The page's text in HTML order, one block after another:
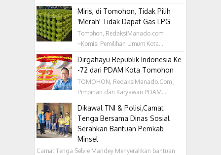
Miris, di Tomohon, Tidak Pilih
'Merah' Tidak Dapat Gas LPG
Tomohon, RedaksiManado.com
~Komisi Pemilihan Umum Kota...
Dirgahayu Republik Indonesia Ke
-72 dari PDAM Kota Tomohon
TOMOHON, RedaksiManado.Com ,
Pimpinan dan Karyawan PDAM...
Dikawal TNI & Polisi,Camat
Tenga Bersama Dinas Sosial
Serahkan Bantuan Pemkab
Minsel
Camat Tenga Selvie Mandey Menyerahkan bantuan